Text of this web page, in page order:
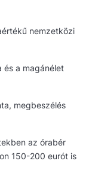
nemzetközi
a magánélet
megbeszélés
az órabér
150-200 eurót is